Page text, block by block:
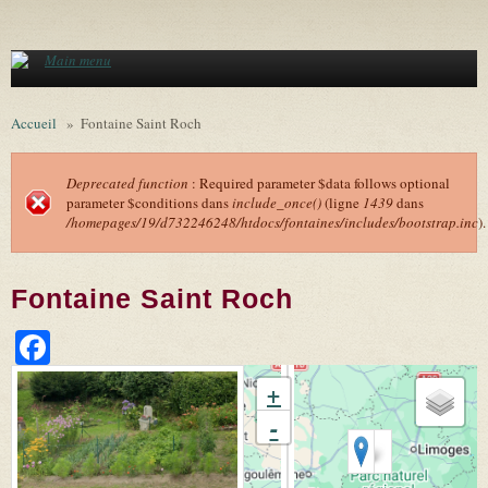
Main menu
Accueil » Fontaine Saint Roch
Message d'erreur
Deprecated function : Required parameter $data follows optional
parameter $conditions dansinclude_once()(ligne 1439dans
/homepages/19/d732246248/htdocs/fontaines/includes/bootstrap.inc).
Fontaine Saint Roch
+
-